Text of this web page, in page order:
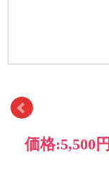
価格:5,500円